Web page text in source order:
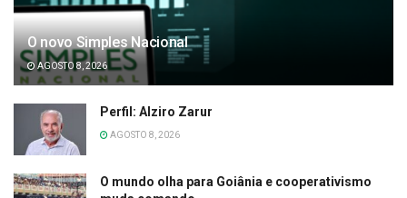
O novo Simples Nacional
AGOSTO 8, 2026
Perfil: Alziro Zarur
AGOSTO 8, 2026
O mundo olha para Goiânia e cooperativismo